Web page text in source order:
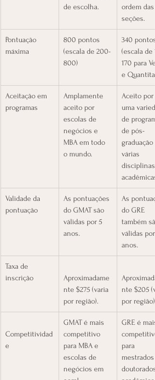
de escolha.
ordem das
seções.
​Pontuação
máxima
​800 pontos
(escala de 200-
800)
​340 pontos
(escala de
170 para
e
​Aceitação em
programas
​Amplamente
aceito por
escolas de
negócios e
MBA em todo
o mundo.
​Aceito por
uma
de
de pós-
graduação
várias
disciplinas
​Validade da
pontuação
​As pontuações
do GMAT são
válidas por 5
anos.
​As
do GRE
também
válidas por
anos.
​Taxa de
inscrição
Aproximadame
nte $275 (varia
por região).
nte $205
por região).
Competitividad
e
​GMAT é mais
competitivo
para MBA e
escolas de
negócios em
​GRE é mais
para
mestrados
doutorados